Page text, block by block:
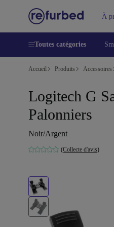
À
Toutes catégories
Accueil Produits Accessoires
Logitech G
Palonniers
Noir/Argent
(Collecte d'avis)